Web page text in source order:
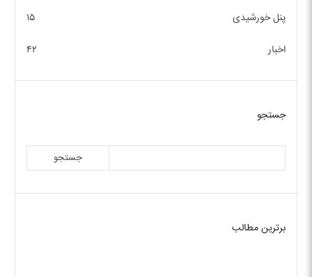
پنل خورشیدی ۱۵
اخبار ۴۲
جستجو
جستجو
برترین مطالب